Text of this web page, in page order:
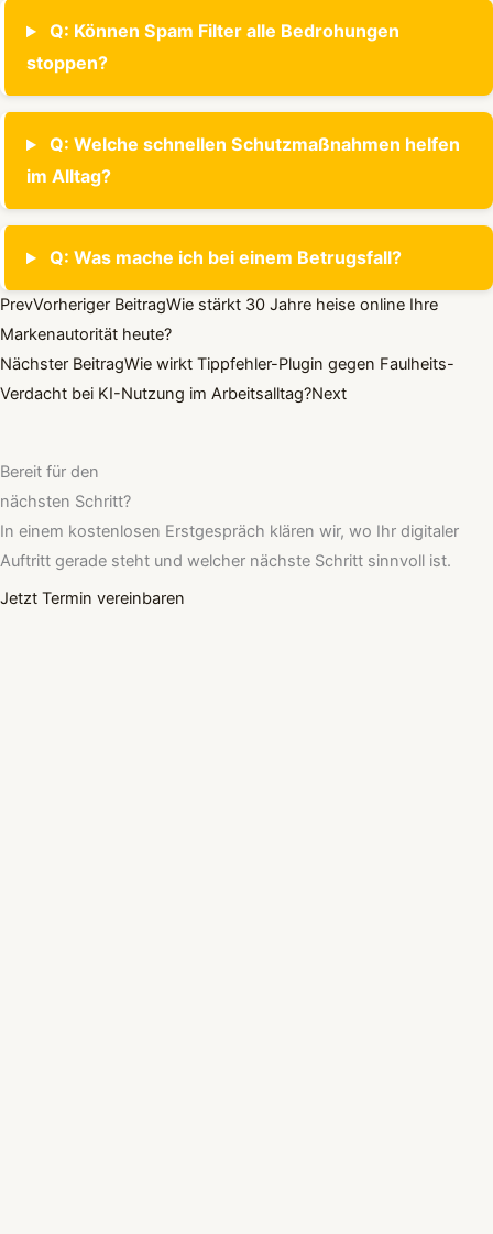
Q: Können Spam Filter alle Bedrohungen
stoppen?
Q: Welche schnellen Schutzmaßnahmen helfen
im Alltag?
Q: Was mache ich bei einem Betrugsfall?
PrevVorheriger BeitragWie stärkt 30 Jahre heise online Ihre
Markenautorität heute?
Nächster BeitragWie wirkt Tippfehler-Plugin gegen Faulheits-
Verdacht bei KI-Nutzung im Arbeitsalltag?Next
Bereit für den
nächsten Schritt?
In einem kostenlosen Erstgespräch klären wir, wo Ihr digitaler
Auftritt gerade steht und welcher nächste Schritt sinnvoll ist.
Jetzt Termin vereinbaren